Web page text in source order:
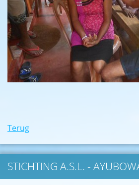
Terug
STICHTING A.S.L. -